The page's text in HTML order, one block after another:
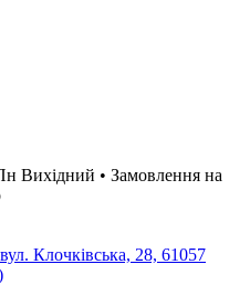
Вихідний • Замовлення на
Клочківська, 28, 61057